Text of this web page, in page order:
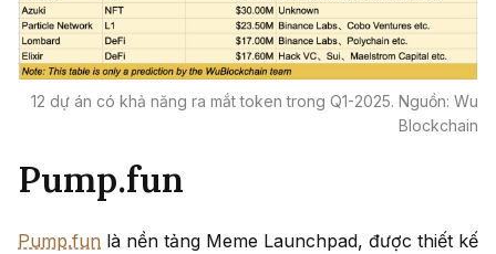
12 dự án có khả năng ra mắt token trong Q1-2025. Nguồn: Wu
Blockchain
Pump.fun
Pump.fun là nền tảng Meme Launchpad, được thiết kế